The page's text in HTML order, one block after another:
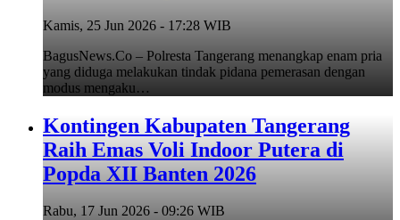
Kamis, 25 Jun 2026 - 17:28 WIB
BagusNews.Co – Polresta Tangerang menangkap enam pria
yang diduga melakukan tindak pidana pemerasan dengan
modus mengaku…
Kontingen Kabupaten Tangerang
Raih Emas Voli Indoor Putera di
Popda XII Banten 2026
Rabu, 17 Jun 2026 - 09:26 WIB